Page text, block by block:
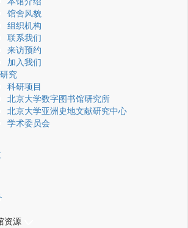
馆舍风貌
组织机构
联系我们
来访预约
加入我们
究
科研项目
北京大学数字图书馆研究所
北京大学亚洲史地文献研究中心
学术委员会
资源